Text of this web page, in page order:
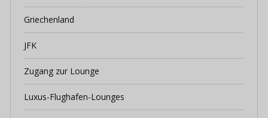
Griechenland
JFK
Zugang zur Lounge
Luxus-Flughafen-Lounges